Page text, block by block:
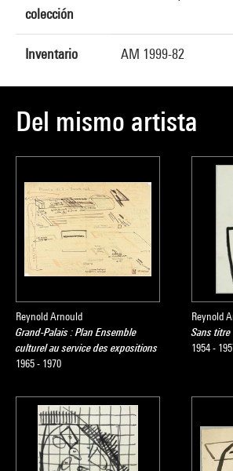
colección
Inventario AM 1999-82
Del mismo artista
Reynold Arnould
Grand-Palais : Plan Ensemble
culturel au service des expositions
1965 - 1970
Reynold
Sans titre
1954 -